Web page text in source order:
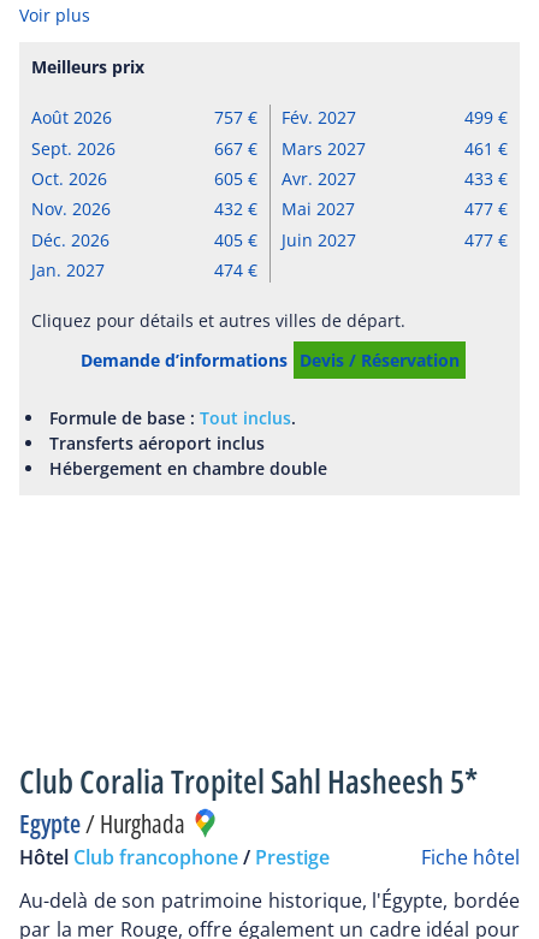
Voir plus
Demande d’informations Devis / Réservation
Meilleurs prix
Août 2026
757
Sept. 2026
667
Oct. 2026
605
Nov. 2026
432
Déc. 2026
405
Jan. 2027
474
Fév. 2027
499
Mars 2027
461
Avr. 2027
433
Mai 2027
477
Juin 2027
477
Cliquez pour détails et autres villes de départ.
Formule de base :Tout inclus.
Transferts aéroport inclus
Hébergement en chambre double
Club Coralia Tropitel Sahl Hasheesh 5*
Egypte/Hurghada
Hôtel Club francophone/ Prestige
Fiche hôtel
Au-delà de son patrimoine historique, l'Égypte, bordée
par la mer Rouge, offre également un cadre idéal pour